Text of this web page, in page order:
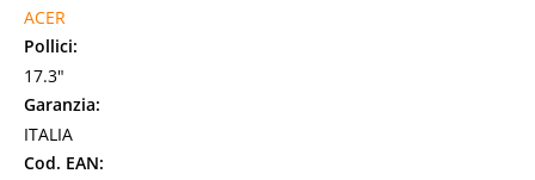
ACER
Pollici:
17.3"
Garanzia:
ITALIA
Cod. EAN: